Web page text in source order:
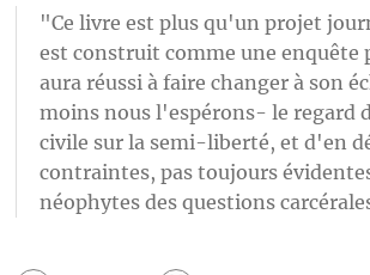
"Ce livre est plus qu'un projet
est construit comme une enquête
aura réussi à faire changer à son
moins nous l'espérons- le regard
civile sur la semi-liberté, et d'en
contraintes, pas toujours
néophytes des questions